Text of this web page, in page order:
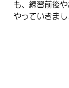
も、練習前後
やっていきまし